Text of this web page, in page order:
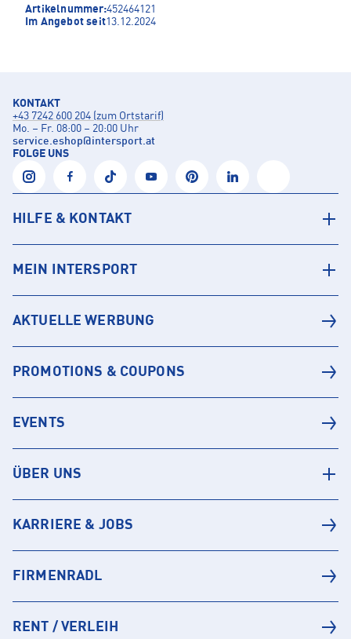
Artikelnummer:452464121
Im Angebot seit13.12.2024
KONTAKT
+43 7242 600 204 (zum Ortstarif)
Mo. – Fr. 08:00 – 20:00 Uhr
service.eshop@intersport.at
FOLGE UNS
HILFE & KONTAKT
MEIN INTERSPORT
AKTUELLE WERBUNG
PROMOTIONS & COUPONS
EVENTS
ÜBER UNS
KARRIERE & JOBS
FIRMENRADL
RENT / VERLEIH